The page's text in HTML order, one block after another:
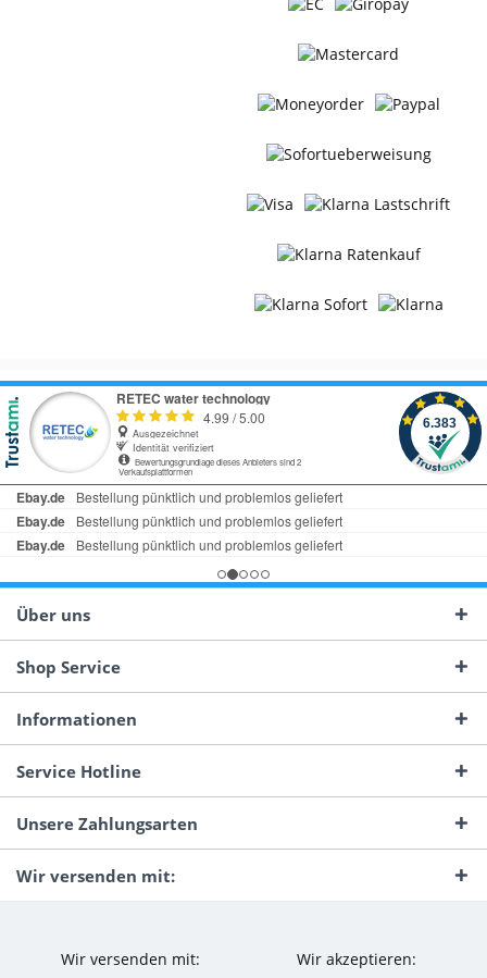
Über uns
Shop Service
Informationen
Service Hotline
Unsere Zahlungsarten
Wir versenden mit:
Wir versenden mit: Wir akzeptieren: